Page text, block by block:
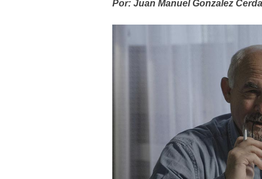
Por: Juan Manuel Gonzalez Cerda